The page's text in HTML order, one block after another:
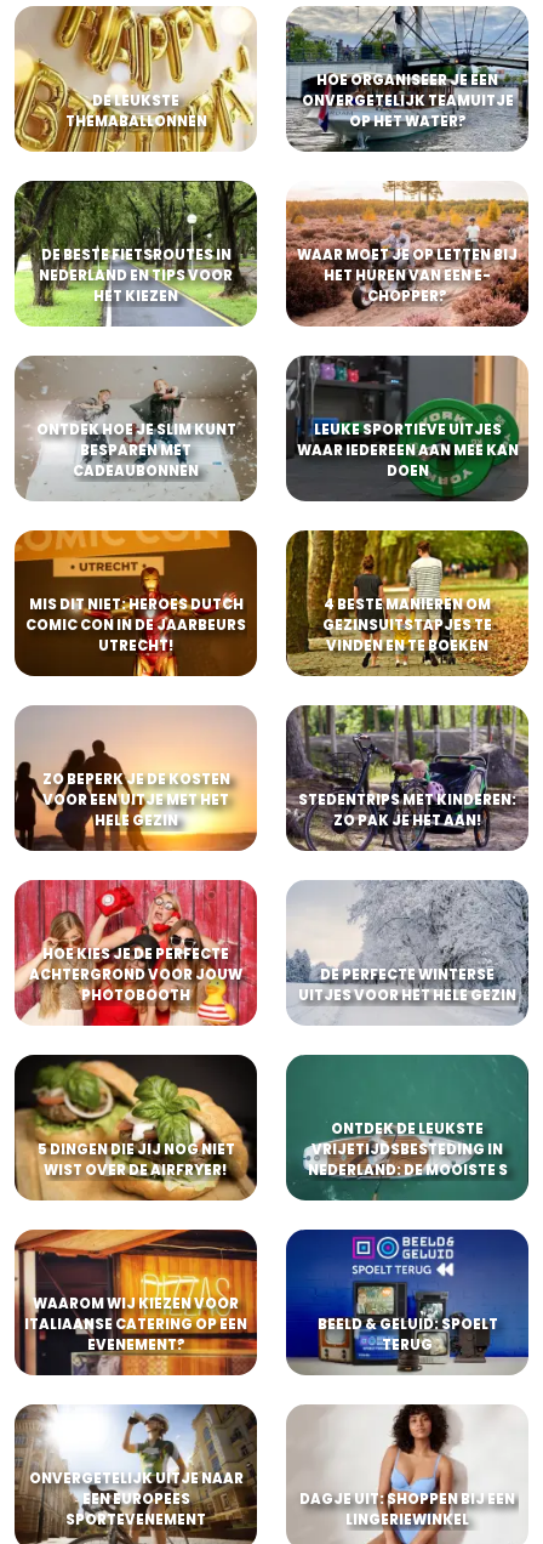
DE LEUKSTE
THEMABALLONNEN
HOE ORGANISEER JE EEN
ONVERGETELIJK TEAMUITJE
OP HET WATER?
DE BESTE FIETSROUTES IN
NEDERLAND EN TIPS VOOR
HET KIEZEN
WAAR MOET JE OP LETTEN BIJ
HET HUREN VAN EEN E-
CHOPPER?
ONTDEK HOE JE SLIM KUNT
BESPAREN MET
CADEAUBONNEN
LEUKE SPORTIEVE UITJES
WAAR IEDEREEN AAN MEE KAN
DOEN
MIS DIT NIET: HEROES DUTCH
COMIC CON IN DE JAARBEURS
UTRECHT!
4 BESTE MANIEREN OM
GEZINSUITSTAPJES TE
VINDEN EN TE BOEKEN
ZO BEPERK JE DE KOSTEN
VOOR EEN UITJE MET HET
HELE GEZIN
STEDENTRIPS MET KINDEREN:
ZO PAK JE HET AAN!
HOE KIES JE DE PERFECTE
ACHTERGROND VOOR JOUW
PHOTOBOOTH
DE PERFECTE WINTERSE
UITJES VOOR HET HELE GEZIN
5 DINGEN DIE JIJ NOG NIET
WIST OVER DE AIRFRYER!
ONTDEK DE LEUKSTE
VRIJETIJDSBESTEDING IN
NEDERLAND: DE MOOISTE S
WAAROM WIJ KIEZEN VOOR
ITALIAANSE CATERING OP EEN
EVENEMENT?
BEELD & GELUID: SPOELT
TERUG
ONVERGETELIJK UITJE NAAR
EEN EUROPEES
SPORTEVENEMENT
DAGJE UIT: SHOPPEN BIJ EEN
LINGERIEWINKEL